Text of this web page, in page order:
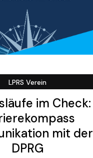
LPRS Verein
im Check:
mit der
DPRG